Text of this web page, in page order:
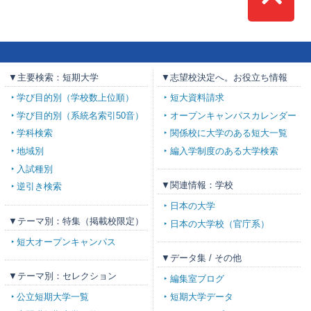
Top
▼主要検索：短期大学
学び目的別（学校数上位順）
学び目的別（系統名索引50音）
学科検索
地域別
入試種別
逆引き検索
▼テーマ別：特集（掲載校限定）
短大オープンキャンパス
▼テーマ別：セレクション
公立短期大学一覧
▼志望校決定へ。お役立ち情報
短大資料請求
オープンキャンパスカレンダー
関係校に大学のある短大一覧
編入学制度のある大学検索
▼関連情報：学校
日本の大学
日本の大学校（官庁系）
▼データ集 / その他
編集室ブログ
短期大学データ